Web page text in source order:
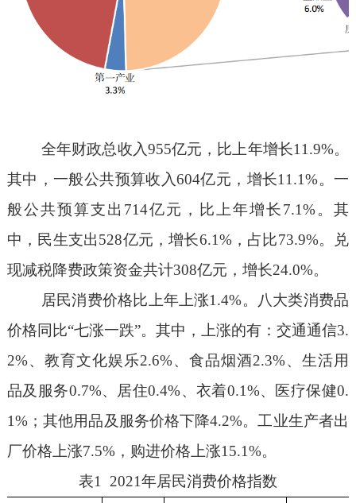
全年财政总收入955亿元， 比上年增长11.9%。
其中 ，一般公共预算收入604亿元， 增长11.1%。一
般公共预算支出 714亿元， 比上年增长7.1%。其
中 ， 民生支出528亿元，增长6.1%， 占比73.9%。兑
现减税降费政策资金共计308亿元 ，增长24.0%。
居民消费价格比上年上涨1.4%。八大类消费品
价格同比“七涨一跌”。其中，上涨的有：交通通信3.
2%、教育文化娱乐2.6%、食品烟酒2.3%、生活用
品及服务0.7%、居住0.4%、衣着0.1%、医疗保健0.
1%；其他用品及服务价格下降4.2%。工业生产者出
厂价格上涨7.5%，购进价格上涨15.1%。
表1 2021年居民消费价格指数